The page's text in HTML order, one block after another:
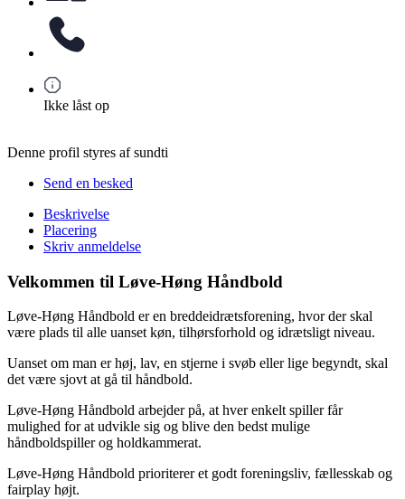
Ikke låst op
Denne profil styres af sundti
Send en besked
Beskrivelse
Placering
Skriv anmeldelse
Velkommen til Løve-Høng Håndbold
Løve-Høng Håndbold er en breddeidrætsforening, hvor der skal
være plads til alle uanset køn, tilhørsforhold og idrætsligt niveau.
Uanset om man er høj, lav, en stjerne i svøb eller lige begyndt, skal
det være sjovt at gå til håndbold.
Løve-Høng Håndbold arbejder på, at hver enkelt spiller får
mulighed for at udvikle sig og blive den bedst mulige
håndboldspiller og holdkammerat.
Løve-Høng Håndbold prioriterer et godt foreningsliv, fællesskab og
fairplay højt.